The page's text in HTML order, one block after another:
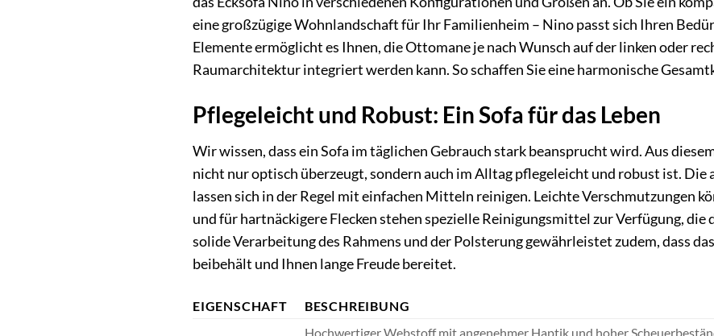
eine großzügige Wohnlandschaft für Ihr Familienheim – Nino passt sich Ihren
Elemente ermöglicht es Ihnen, die Ottomane je nach Wunsch auf der linken oder
Raumarchitektur integriert werden kann. So schaffen Sie eine harmonische
Pflegeleicht und Robust: Ein Sofa für das Leben
Wir wissen, dass ein Sofa im täglichen Gebrauch stark beansprucht wird. Aus
nicht nur optisch überzeugt, sondern auch im Alltag pflegeleicht und robust ist.
lassen sich in der Regel mit einfachen Mitteln reinigen. Leichte Verschmutzungen
und für hartnäckigere Flecken stehen spezielle Reinigungsmittel zur Verfügung,
solide Verarbeitung des Rahmens und der Polsterung gewährleistet zudem, dass
beibehält und Ihnen lange Freude bereitet.
EIGENSCHAFT BESCHREIBUNG
Hochwertiger Webstoff mit angenehmer Haptik und hoher